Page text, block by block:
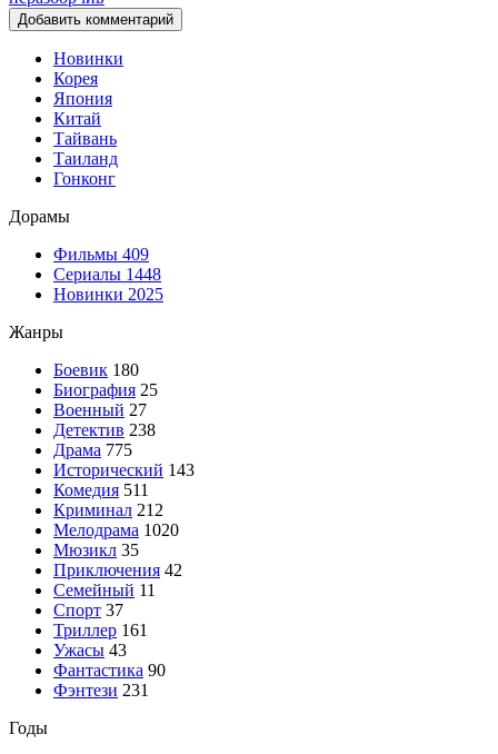
Добавить комментарий
Новинки
Корея
Япония
Китай
Тайвань
Таиланд
Гонконг
Дорамы
Фильмы 409
Сериалы 1448
Новинки 2025
Жанры
Боевик 180
Биография 25
Военный 27
Детектив 238
Драма 775
Исторический 143
Комедия 511
Криминал 212
Мелодрама 1020
Мюзикл 35
Приключения 42
Семейный 11
Спорт 37
Триллер 161
Ужасы 43
Фантастика 90
Фэнтези 231
Годы